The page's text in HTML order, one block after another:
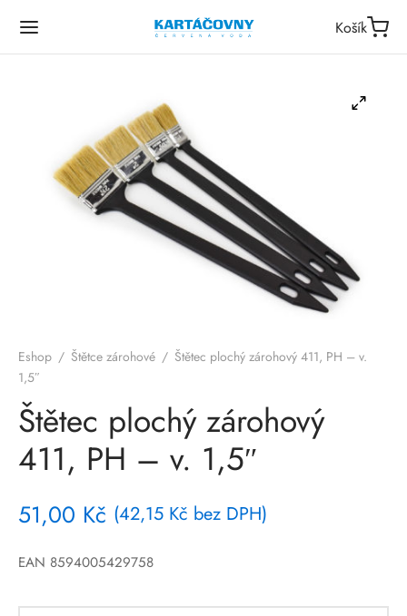
Košík
Eshop / Štětce zárohové / Štětec plochý zárohový 411, PH – v.
1,5″
Štětec plochý zárohový
411, PH – v. 1,5″
51,00 Kč (42,15 Kč bez DPH)
EAN 8594005429758